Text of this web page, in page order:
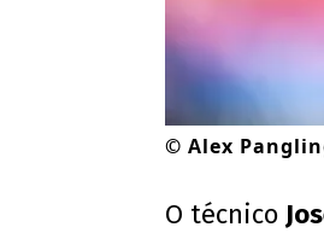
© Alex
O técnico